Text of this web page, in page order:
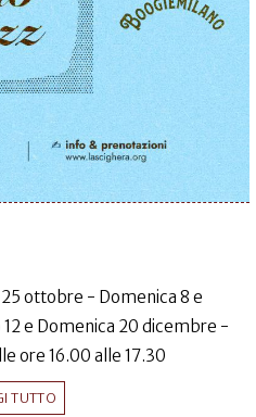
ottobre - Domenica 8 e
e Domenica 20 dicembre -
ore 16.00 alle 17.30
TUTTO